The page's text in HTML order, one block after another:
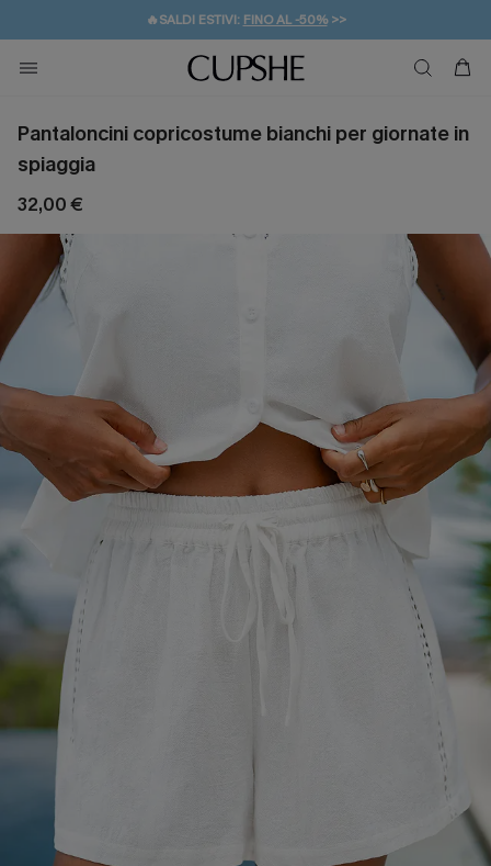
🔥SALDI ESTIVI: FINO AL -50%>>
🚚SPEDIZIONE GRATUITA DA 49€
💌REGALO PER I NUOVI: 20% DI SCONTO*
Pantaloncini copricostume bianchi per giornate in
spiaggia
32,00 €